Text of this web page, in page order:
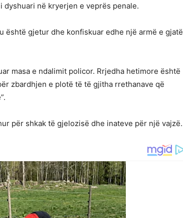
në kryerjen e veprës penale.
është gjetur dhe konfiskuar edhe një armë e gjatë
masa e ndalimit policor. Rrjedha hetimore është
zbardhjen e plotë të të gjitha rrethanave që
për shkak të gjelozisë dhe inateve për një vajzë.